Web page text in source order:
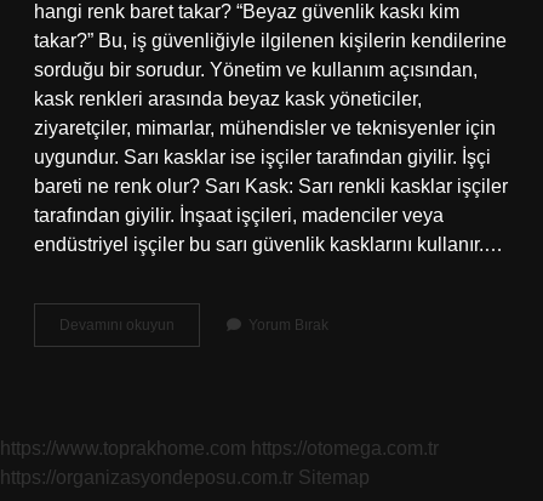
hangi renk baret takar? “Beyaz güvenlik kaskı kim
takar?” Bu, iş güvenliğiyle ilgilenen kişilerin kendilerine
sorduğu bir sorudur. Yönetim ve kullanım açısından,
kask renkleri arasında beyaz kask yöneticiler,
ziyaretçiler, mimarlar, mühendisler ve teknisyenler için
uygundur. Sarı kasklar ise işçiler tarafından giyilir. İşçi
bareti ne renk olur? Sarı Kask: Sarı renkli kasklar işçiler
tarafından giyilir. İnşaat işçileri, madenciler veya
endüstriyel işçiler bu sarı güvenlik kasklarını kullanır.…
Devamını okuyun Teknisyen
Hangi
Yorum Bırak
https://www.toprakhome.com https://otomega.com.tr
https://organizasyondeposu.com.tr Sitemap